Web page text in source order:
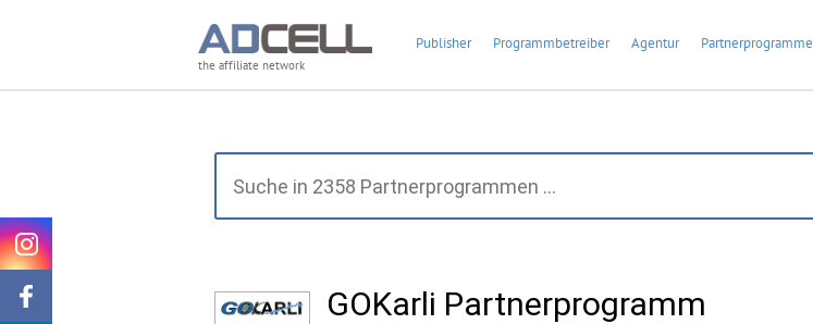
the affiliate network
Publisher Programmbetreiber Agentur Partnerprogramme
GOKarli Partnerprogramm